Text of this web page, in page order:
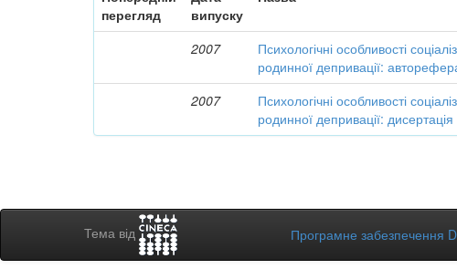
перегляд
випуску
2007
Психологічні особливості
родинної депривації:
2007
Психологічні особливості
родинної депривації: дисертація
Тема від Програмне забезпечення